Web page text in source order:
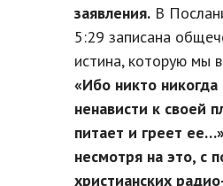
заявления. В
5:29 записана
истина, которую мы
«Ибо никто
ненависти к своей
питает и греет
несмотря на это, с
христианских